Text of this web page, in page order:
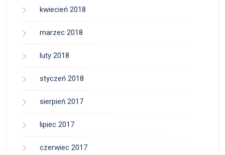
kwiecień 2018
marzec 2018
luty 2018
styczeń 2018
sierpień 2017
lipiec 2017
czerwiec 2017